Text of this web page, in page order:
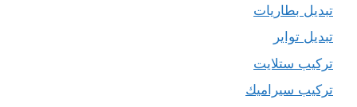
تبديل بطاريات
تبديل تواير
تركيب ستلايت
تركيب سيراميك